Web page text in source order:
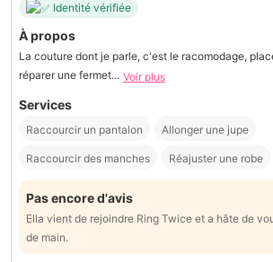
Identité vérifiée
À propos
La couture dont je parle, c'est le racomodage,
réparer une fermet... Voir plus
Services
Raccourcir un pantalon Allonger une jupe
Raccourcir des manches Réajuster une robe
Pas encore d'avis
Ella vient de rejoindre Ring Twice et a hâte de
de main.